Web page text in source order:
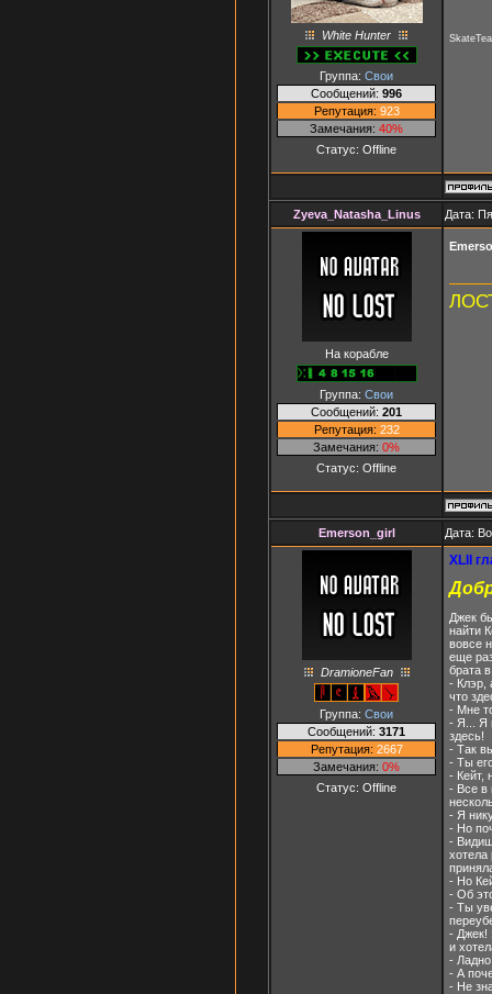
White Hunter
Группа: Свои
Сообщений: 996
Репутация: 923
Замечания: 40%
Статус: Offline
Zyeva_Natasha_Linus Дата:
На корабле
Группа: Свои
Сообщений: 201
Репутация: 232
Замечания: 0%
Статус: Offline
Emerson_girl Дата:
DramioneFan
Группа: Свои
Сообщений: 3171
Репутация: 2667
Замечания: 0%
Статус: Offline
XLII
Джек
найти
вовсе
еще
брата
- Клэр,
что
- Мне
- Я... Я
здесь!
- Так
- Ты
- Кейт,
- Все в
- Я
- Но
-
хотела
- Но
- Об
- Ты
- Джек!
и
-
- А
- Не